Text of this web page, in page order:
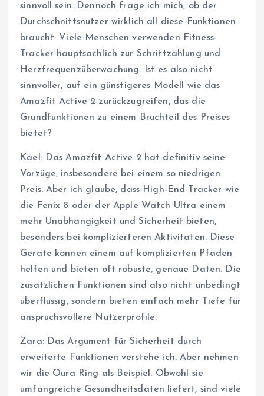
sinnvoll sein. Dennoch frage ich mich, ob der
Durchschnittsnutzer wirklich all diese Funktionen
braucht. Viele Menschen verwenden Fitness-
Tracker hauptsächlich zur Schrittzählung und
Herzfrequenzüberwachung. Ist es also nicht
sinnvoller, auf ein günstigeres Modell wie das
Amazfit Active 2 zurückzugreifen, das die
Grundfunktionen zu einem Bruchteil des Preises
bietet?
Kael: Das Amazfit Active 2 hat definitiv seine
Vorzüge, insbesondere bei einem so niedrigen
Preis. Aber ich glaube, dass High-End-Tracker wie
die Fenix 8 oder der Apple Watch Ultra einem
mehr Unabhängigkeit und Sicherheit bieten,
besonders bei komplizierteren Aktivitäten. Diese
Geräte können einem auf komplizierten Pfaden
helfen und bieten oft robuste, genaue Daten. Die
zusätzlichen Funktionen sind also nicht unbedingt
überflüssig, sondern bieten einfach mehr Tiefe für
anspruchsvollere Nutzerprofile.
Zara: Das Argument für Sicherheit durch
erweiterte Funktionen verstehe ich. Aber nehmen
wir die Oura Ring als Beispiel. Obwohl sie
umfangreiche Gesundheitsdaten liefert, sind viele